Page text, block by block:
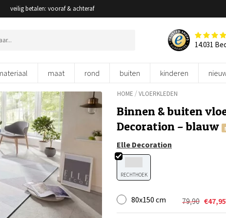
veilig betalen: vooraf & achteraf
14.031
maat rond buiten kinderen
HOME /VLOERKLEDEN
Binnen & buiten
Decoration – blauw
Elle Decoration
RECHTHOEK
80x150 cm 79,90
prijs
€47,95
Huidige
prijs